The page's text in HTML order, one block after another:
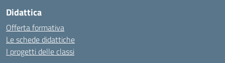
Didattica
Offerta formativa
Le schede didattiche
I progetti delle classi